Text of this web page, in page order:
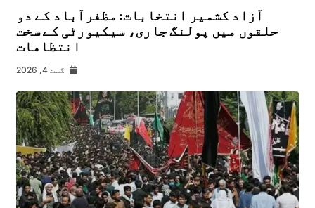
آزاد کشمیر انتخابات: مظفرآباد کے دو
حلقوں میں پولنگ جاری، سیکیورٹی کے سخت
انتظامات
اگست 4, 2026